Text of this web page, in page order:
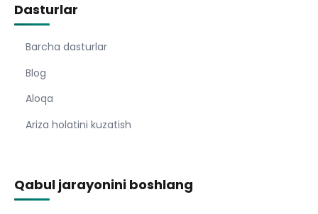
Dasturlar
Barcha dasturlar
Blog
Aloqa
Ariza holatini kuzatish
Qabul jarayonini boshlang